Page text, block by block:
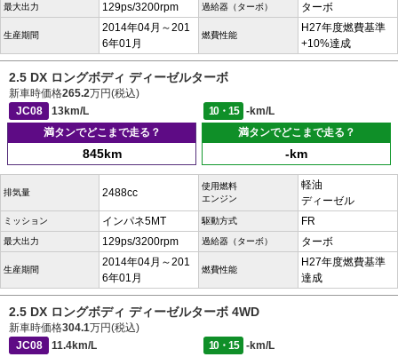
最大出力 129ps/3200rpm 過給器（ターボ） ターボ
生産期間
2014年04月～201
6年01月
燃費性能
H27年度燃費基準
+10%達成
2.5 DX ロングボディ ディーゼルターボ
新車時価格265.2万円(税込)
JC08
13km/L 10・15
-km/L
満タンでどこまで走る？
845km
満タンでどこまで走る？
-km
排気量 2488cc
使用燃料
エンジン
軽油
ディーゼル
ミッション インパネ5MT 駆動方式 FR
最大出力 129ps/3200rpm 過給器（ターボ） ターボ
生産期間
2014年04月～201
6年01月
燃費性能
H27年度燃費基準
達成
2.5 DX ロングボディ ディーゼルターボ 4WD
新車時価格304.1万円(税込)
JC08
11.4km/L 10・15 -km/L